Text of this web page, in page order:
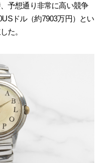
予想通り非常に高い競争
ドル（約7903万円）とい
た。